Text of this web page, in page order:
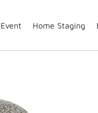
Event Home Staging